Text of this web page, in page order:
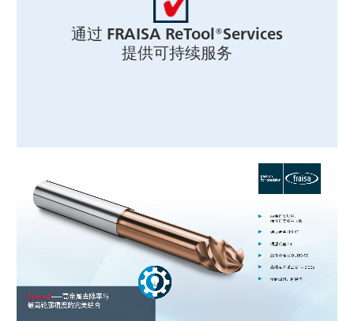
通过 FRAISA ReTool®Services
提供可持续服务